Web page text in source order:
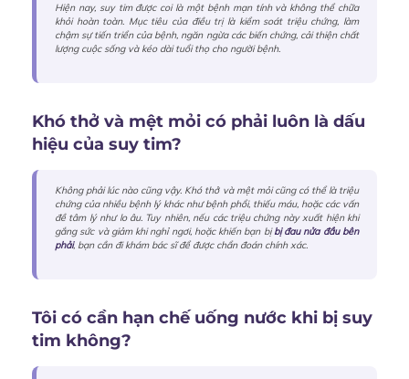
Hiện nay, suy tim được coi là một bệnh mạn tính và không thể chữa
khỏi hoàn toàn. Mục tiêu của điều trị là kiểm soát triệu chứng, làm
chậm sự tiến triển của bệnh, ngăn ngừa các biến chứng, cải thiện chất
lượng cuộc sống và kéo dài tuổi thọ cho người bệnh.
Khó thở và mệt mỏi có phải luôn là dấu
hiệu của suy tim?
Không phải lúc nào cũng vậy. Khó thở và mệt mỏi cũng có thể là triệu
chứng của nhiều bệnh lý khác như bệnh phổi, thiếu máu, hoặc các vấn
đề tâm lý như lo âu. Tuy nhiên, nếu các triệu chứng này xuất hiện khi
gắng sức và giảm khi nghỉ ngơi, hoặc khiến bạn bịbị đau nửa đầu bên
phải, bạn cần đi khám bác sĩ để được chẩn đoán chính xác.
Tôi có cần hạn chế uống nước khi bị suy
tim không?